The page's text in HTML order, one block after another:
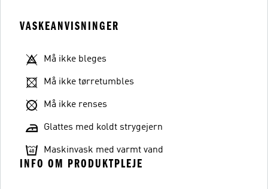
VASKEANVISNINGER
Må ikke bleges
Må ikke tørretumbles
Må ikke renses
Glattes med koldt strygejern
Maskinvask med varmt vand
INFO OM PRODUKTPLEJE